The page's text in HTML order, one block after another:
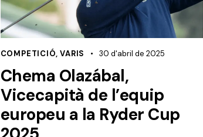
COMPETICIÓ,VARIS 30 d'abril de 2025
Chema Olazábal,
Vicecapità de l’equip
europeu a la Ryder Cup